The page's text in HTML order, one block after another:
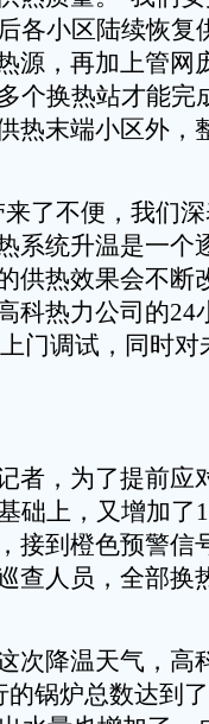
各小区陆续恢复
源，再加上管网
个换热站才能完
热末端小区外，
不便，我们深
系统升温是一个
供热效果会不断
科热力公司的24
门调试，同时
，为了提前应
础上，又增加了
接到橙色预警信
查人员，全部换
降温天气，高
锅炉总数达到